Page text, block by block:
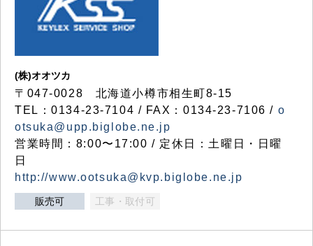
(株)オオツカ
〒047-0028 北海道小樽市相生町8-15
TEL：0134-23-7104 / FAX：0134-23-7106 / o
otsuka@upp.biglobe.ne.jp
営業時間：8:00〜17:00 / 定休日：土曜日・日曜
日
http://www.ootsuka@kvp.biglobe.ne.jp
販売可 工事・取付可